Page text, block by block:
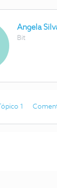
Angela
Bit
Tópico 1